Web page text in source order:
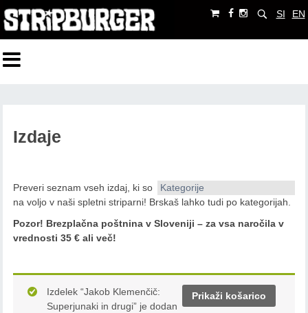
SI EN
Izdaje
Kategorije
Preveri seznam vseh izdaj, ki so
na voljo v naši spletni striparni! Brskaš lahko tudi po kategorijah.
Pozor! Brezplačna poštnina v Sloveniji – za vsa naročila v
vrednosti 35 € ali več!
Prikaži košarico
Izdelek “Jakob Klemenčič:
Superjunaki in drugi” je dodan